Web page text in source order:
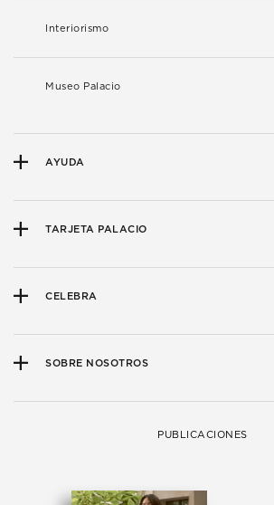
Interiorismo
Museo Palacio
AYUDA
TARJETA PALACIO
CELEBRA
SOBRE NOSOTROS
PUBLICACIONES